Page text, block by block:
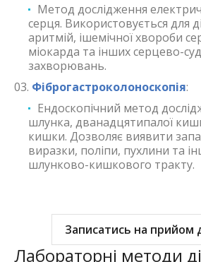
Метод дослідження
серця. Використовується для
аритмій, ішемічної хвороби
міокарда та інших серцево-
захворювань.
Фіброгастроколоноскопія:
Ендоскопічний метод
шлунка, дванадцятипалої
кишки. Дозволяє виявити
виразки, поліпи, пухлини та
шлунково-кишкового тракту.
Записатись на прийом
Лабораторні методи